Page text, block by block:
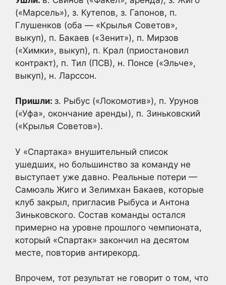
(«Марсель»), з. Кутепов, з. Гапонов, п.
Глушенков (оба — «Крылья Советов»,
выкуп), п. Бакаев («Зенит»), п. Мирзов
(«Химки», выкуп), п. Крал (приостановил
контракт), п. Тил (ПСВ), н. Понсе («Эльче»,
выкуп), н. Ларссон.
Пришли: з. Рыбус («Локомотив»), п. Урунов
(«Уфа», окончание аренды), п. Зиньковский
(«Крылья Советов»).
У «Спартака» внушительный список
ушедших, но большинство за команду не
выступает уже давно. Реальные потери —
Самюэль Жиго и Зелимхан Бакаев, которые
клуб закрыл, пригласив Рыбуса и Антона
Зиньковского. Состав команды остался
примерно на уровне прошлого чемпионата,
который «Спартак» закончил на десятом
месте, повторив антирекорд.
Впрочем, тот результат не говорит о том, что